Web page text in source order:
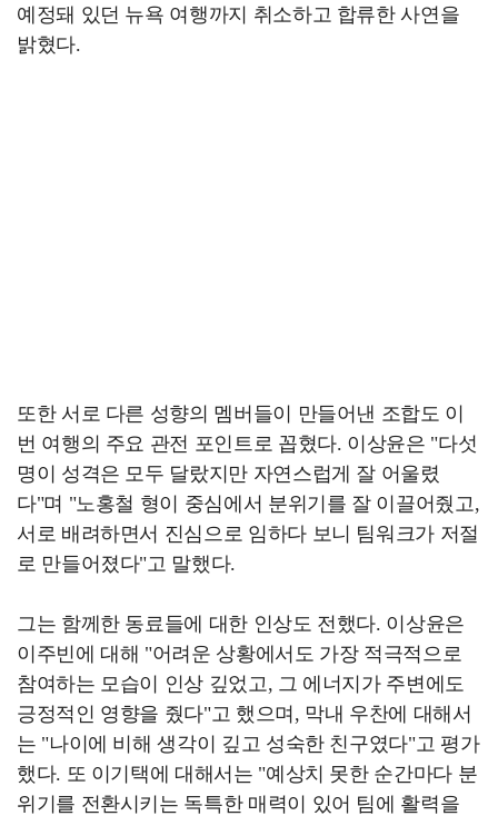
예정돼 있던 뉴욕 여행까지 취소하고 합류한 사연을
밝혔다.
또한 서로 다른 성향의 멤버들이 만들어낸 조합도 이
번 여행의 주요 관전 포인트로 꼽혔다. 이상윤은 "다섯
명이 성격은 모두 달랐지만 자연스럽게 잘 어울렸
다"며 "노홍철 형이 중심에서 분위기를 잘 이끌어줬고,
서로 배려하면서 진심으로 임하다 보니 팀워크가 저절
로 만들어졌다"고 말했다.
그는 함께한 동료들에 대한 인상도 전했다. 이상윤은
이주빈에 대해 "어려운 상황에서도 가장 적극적으로
참여하는 모습이 인상 깊었고, 그 에너지가 주변에도
긍정적인 영향을 줬다"고 했으며, 막내 우찬에 대해서
는 "나이에 비해 생각이 깊고 성숙한 친구였다"고 평가
했다. 또 이기택에 대해서는 "예상치 못한 순간마다 분
위기를 전환시키는 독특한 매력이 있어 팀에 활력을